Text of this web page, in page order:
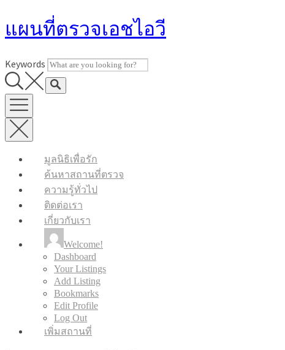
to
แผนที่ตรวจเอชไอวี
Keywords
มูลนิธิเพื่อรัก
ค้นหาสถานที่ตรวจ
ความรู้ทั่วไป
ติดต่อเรา
เกี่ยวกับเรา
Welcome!
Dashboard
Your Listings
Add Listing
Bookmarks
Edit Profile
Log Out
เพิ่มสถานที่